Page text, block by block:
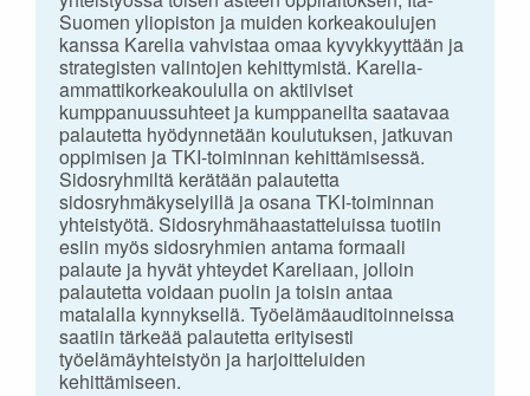
Suomen yliopiston ja muiden korkeakoulujen
kanssa Karelia vahvistaa omaa kyvykkyyttään ja
strategisten valintojen kehittymistä. Karelia-
ammattikorkeakoululla on aktiiviset
kumppanuussuhteet ja kumppaneilta saatavaa
palautetta hyödynnetään koulutuksen, jatkuvan
oppimisen ja TKI-toiminnan kehittämisessä.
Sidosryhmiltä kerätään palautetta
sidosryhmäkyselyillä ja osana TKI-toiminnan
yhteistyötä. Sidosryhmähaastatteluissa tuotiin
esiin myös sidosryhmien antama formaali
palaute ja hyvät yhteydet Kareliaan, jolloin
palautetta voidaan puolin ja toisin antaa
matalalla kynnyksellä. Työelämäauditoinneissa
saatiin tärkeää palautetta erityisesti
työelämäyhteistyön ja harjoitteluiden
kehittämiseen.